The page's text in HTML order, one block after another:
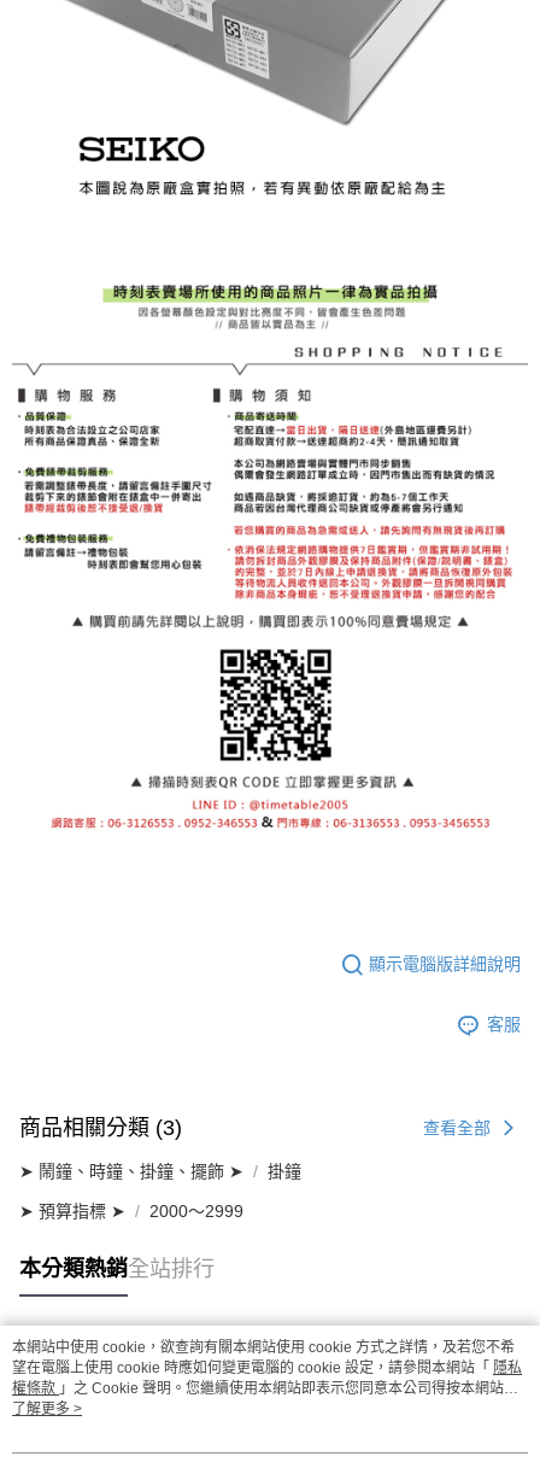
顯示電腦版詳細說明
客服
商品相關分類 (3) 查看全部
➤ 鬧鐘、時鐘、掛鐘、擺飾 ➤ 掛鐘
➤ 預算指標 ➤ 2000～2999
本分類熱銷全站排行
熱門標籤
本網站中使用 cookie，欲查詢有關本網站使用 cookie 方式之詳情，及若您不希
望在電腦上使用 cookie 時應如何變更電腦的 cookie 設定，請參閱本網站「 隱私
權條款 」之 Cookie 聲明。您繼續使用本網站即表示您同意本公司得按本網站使
用條款之 Cookie 聲明使用 cookie。
了解更多 >